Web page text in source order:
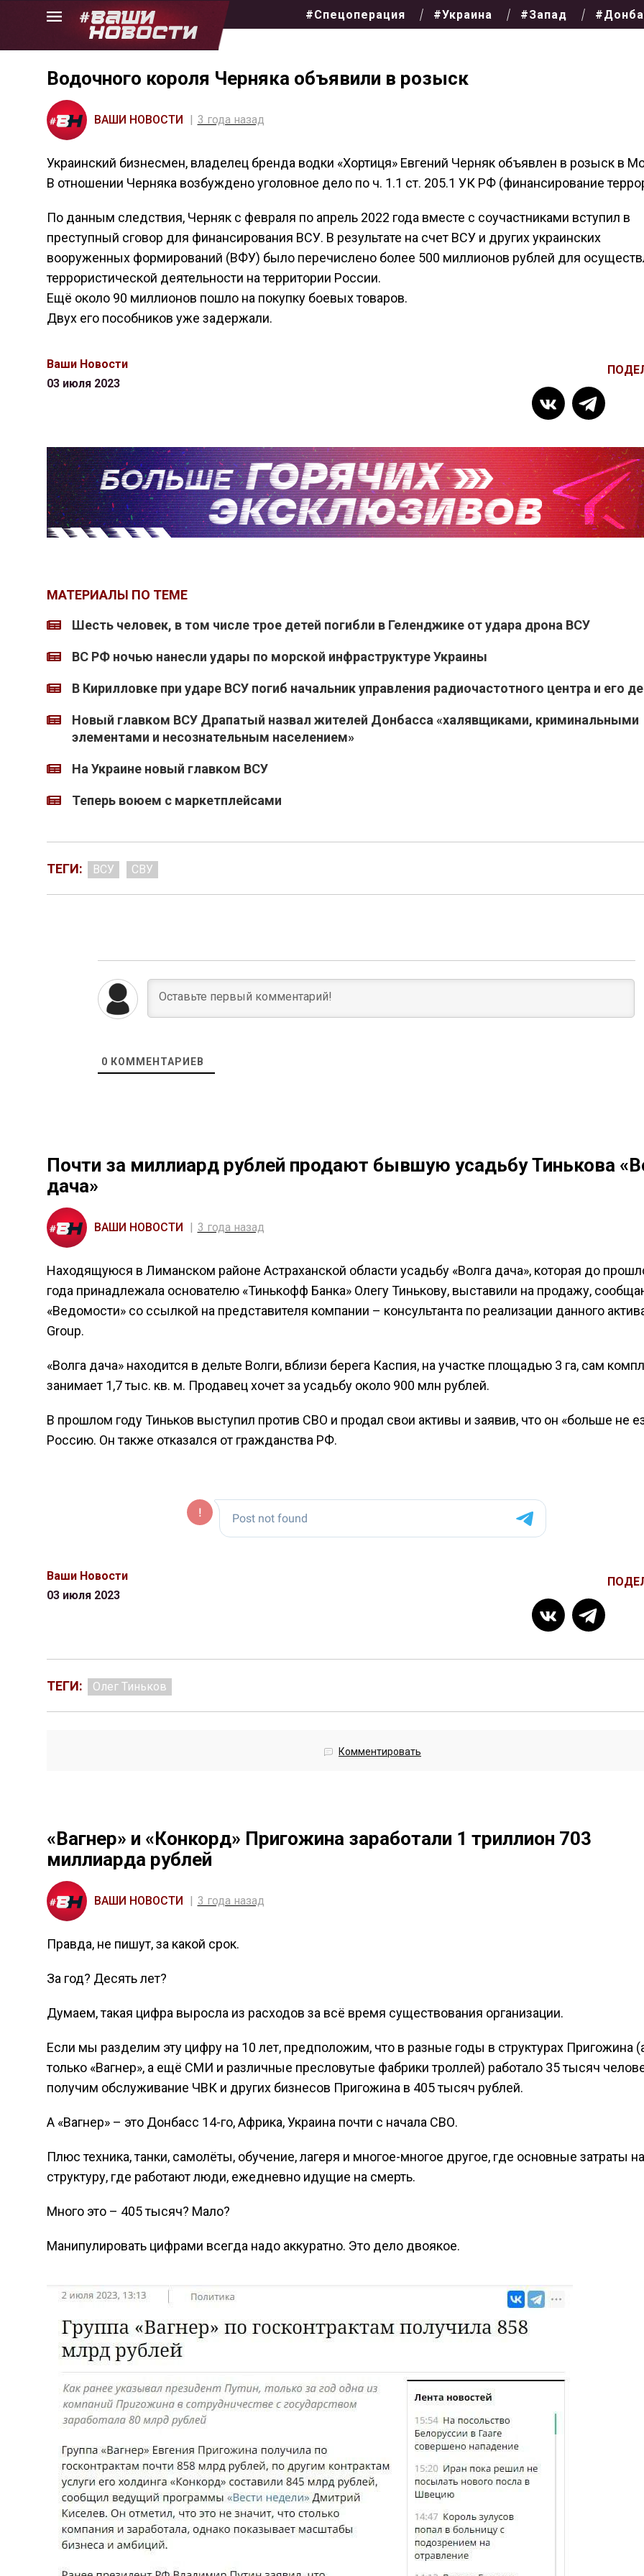
Skip
#Спецоперация #Украина #Запад
Водочного короля Черняка объявили в розыск
ВАШИ НОВОСТИ 3 года назад
Украинский бизнесмен, владелец бренда водки «Хортиця» Евгений Черняк объявлен в розыск в
В отношении Черняка возбуждено уголовное дело по ч. 1.1 ст. 205.1 УК РФ (финансирование
По данным следствия, Черняк с февраля по апрель 2022 года вместе с соучастниками вступил в
преступный сговор для финансирования ВСУ. В результате на счет ВСУ и других украинских
вооруженных формирований (ВФУ) было перечислено более 500 миллионов рублей для
террористической деятельности на территории России.
Ещё около 90 миллионов пошло на покупку боевых товаров.
Двух его пособников уже задержали.
Ваши Новости
03 июля 2023
МАТЕРИАЛЫ ПО ТЕМЕ
Шесть человек, в том числе трое детей погибли в Геленджике от удара дрона ВСУ
ВС РФ ночью нанесли удары по морской инфраструктуре Украины
В Кирилловке при ударе ВСУ погиб начальник управления радиочастотного центра и его
Новый главком ВСУ Драпатый назвал жителей Донбасса «халявщиками, криминальными
элементами и несознательным населением»
На Украине новый главком ВСУ
Теперь воюем с маркетплейсами
ТЕГИ: ВСУ СВУ
0 КОММЕНТАРИЕВ
Почти за миллиард рублей продают бывшую усадьбу Тинькова
дача»
ВАШИ НОВОСТИ 3 года назад
Находящуюся в Лиманском районе Астраханской области усадьбу «Волга дача», которая до
года принадлежала основателю «Тинькофф Банка» Олегу Тинькову, выставили на продажу,
«Ведомости» со ссылкой на представителя компании – консультанта по реализации данного
Group.
«Волга дача» находится в дельте Волги, вблизи берега Каспия, на участке площадью 3 га, сам
занимает 1,7 тыс. кв. м. Продавец хочет за усадьбу около 900 млн рублей.
В прошлом году Тиньков выступил против СВО и продал свои активы и заявив, что он «больше не
Россию. Он также отказался от гражданства РФ.
Ваши Новости
03 июля 2023
ТЕГИ: Олег Тиньков
Комментировать
«Вагнер» и «Конкорд» Пригожина заработали 1 триллион 703
миллиарда рублей
ВАШИ НОВОСТИ 3 года назад
Правда, не пишут, за какой срок.
За год? Десять лет?
Думаем, такая цифра выросла из расходов за всё время существования организации.
Если мы разделим эту цифру на 10 лет, предположим, что в разные годы в структурах Пригожина
только «Вагнер», а ещё СМИ и различные пресловутые фабрики троллей) работало 35 тысяч
получим обслуживание ЧВК и других бизнесов Пригожина в 405 тысяч рублей.
А «Вагнер» – это Донбасс 14-го, Африка, Украина почти с начала СВО.
Плюс техника, танки, самолёты, обучение, лагеря и многое-многое другое, где основные затраты на
структуру, где работают люди, ежедневно идущие на смерть.
Много это – 405 тысяч? Мало?
Манипулировать цифрами всегда надо аккуратно. Это дело двоякое.